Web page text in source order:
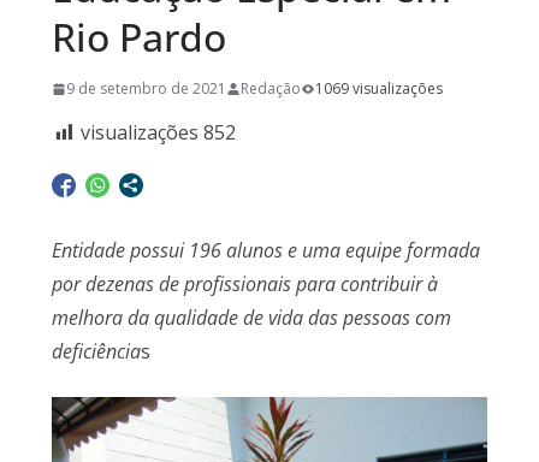
Rio Pardo
9 de setembro de 2021 Redação 1069 visualizações
visualizações 852
Entidade possui 196 alunos e uma equipe formada
por dezenas de profissionais para contribuir à
melhora da qualidade de vida das pessoas com
deficiências